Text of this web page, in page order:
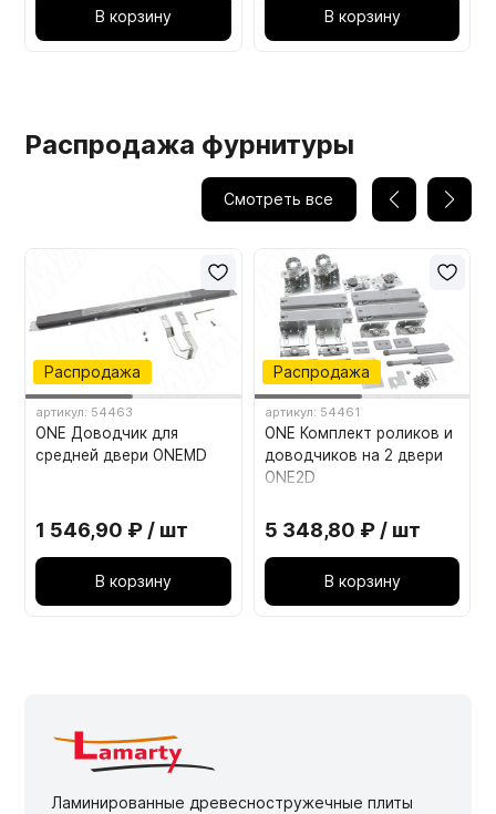
В корзину В корзину
Распродажа фурнитуры
Смотреть все
Распродажа
артикул: 54463
ONE Доводчик для
средней двери ONEMD
1 546,90 ₽ / шт
В корзину
Распродажа
артикул: 54461
ONE Комплект роликов и
доводчиков на 2 двери
ONE2D
5 348,80 ₽ / шт
В корзину
Ламинированные древесностружечные плиты